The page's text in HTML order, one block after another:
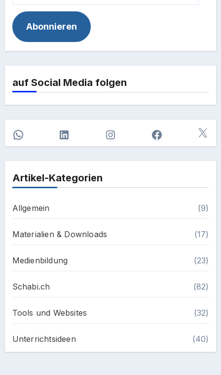
Adresse
Abonnieren
auf Social Media folgen
WhatsAppLinkedIn InstagramFacebook
X
Artikel-Kategorien
Allgemein (9)
Materialien & Downloads (17)
Medienbildung (23)
Schabi.ch (82)
Tools und Websites (32)
Unterrichtsideen (40)